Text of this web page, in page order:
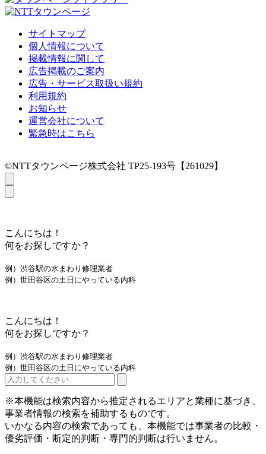
サイトマップ
個人情報について
掲載情報に関して
広告掲載のご案内
広告・サービス取扱い規約
利用規約
お知らせ
運営会社について
緊急時はこちら
©NTTタウンページ株式会社 TP25-193号【261029】
こんにちは！
何をお探しですか？
例）渋谷駅の水まわり修理業者
例）世田谷区の土日にやっている内科
こんにちは！
何をお探しですか？
例）渋谷駅の水まわり修理業者
例）世田谷区の土日にやっている内科
※本機能は検索内容から推定されるエリアと業種に基づき、
事業者情報の検索を補助するものです。
いかなる内容の検索であっても、本機能では事業者の比較・
優劣評価・断定的判断・専門的判断は行いません。